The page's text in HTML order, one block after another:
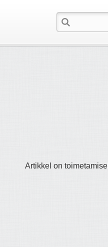
Artikkel on toimetamisel